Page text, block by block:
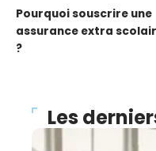
Pourquoi souscrire une
assurance extra
?
Les